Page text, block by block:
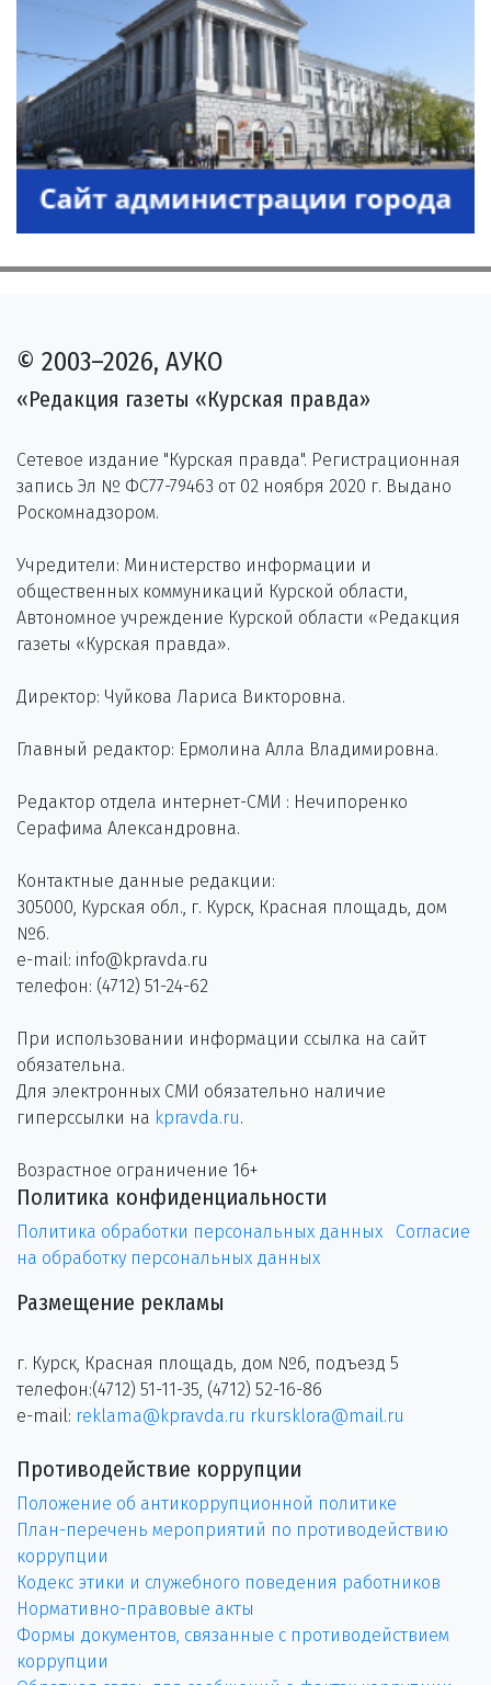
© 2003–2026, АУКО
«Редакция газеты «Курская правда»
Сетевое издание "Курская правда". Регистрационная
запись Эл № ФС77-79463 от 02 ноября 2020 г. Выдано
Роскомнадзором.
Учредители: Министерство информации и
общественных коммуникаций Курской области,
Автономное учреждение Курской области «Редакция
газеты «Курская правда».
Директор: Чуйкова Лариса Викторовна.
Главный редактор: Ермолина Алла Владимировна.
Редактор отдела интернет-СМИ : Нечипоренко
Серафима Александровна.
Контактные данные редакции:
305000, Курская обл., г. Курск, Красная площадь, дом
№6.
e-mail: info@kpravda.ru
телефон: (4712) 51-24-62
При использовании информации ссылка на сайт
обязательна.
Для электронных СМИ обязательно наличие
гиперссылки на kpravda.ru.
Возрастное ограничение 16+
Политика конфиденциальности
Политика обработки персональных данных
Согласие
на обработку персональных данных
Размещение рекламы
г. Курск, Красная площадь, дом №6, подъезд 5
телефон:(4712) 51-11-35, (4712) 52-16-86
e-mail: reklama@kpravda.ru rkursklora@mail.ru
Противодействие коррупции
Положение об антикоррупционной политике
План-перечень мероприятий по противодействию
коррупции
Кодекс этики и служебного поведения работников
Нормативно-правовые акты
Формы документов, связанные с противодействием
коррупции